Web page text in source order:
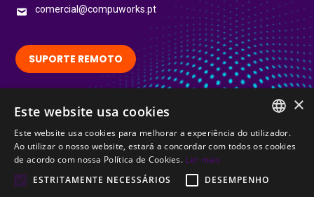
comercial@compuworks.pt
SUPORTE REMOTO
Siga-nos no LinkedIn:
LinkedIn
Certified
PORTUGUESE
×
Este website usa cookies
Este website usa cookies para melhorar a experiência do utilizador.
Ao utilizar o nosso website, estará a concordar com todos os cookies
de acordo com nossa Política de Cookies. Ler mais
ESTRITAMENTE NECESSÁRIOS
DESEMPENHO